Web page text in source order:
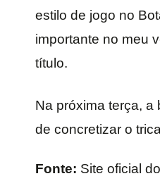
estilo de jogo no
importante no meu
título.
Na próxima terça, a
de concretizar o
Fonte: Site oficial